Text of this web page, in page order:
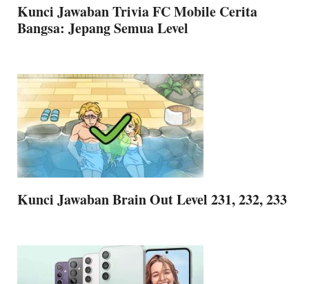
Kunci Jawaban Trivia FC Mobile Cerita
Bangsa: Jepang Semua Level
Kunci Jawaban Brain Out Level 231, 232, 233